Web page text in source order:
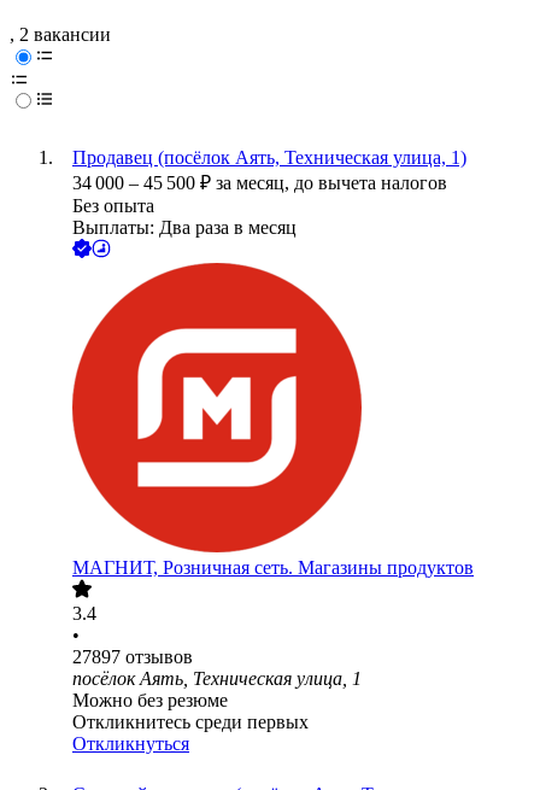
, 2 вакансии
Продавец (посёлок Аять, Техническая улица, 1)
34 000 – 45 500 ₽ за месяц, до вычета налогов
Без опыта
Выплаты: Два раза в месяц
МАГНИТ, Розничная сеть. Магазины продуктов
3.4
•
27897 отзывов
посёлок Аять, Техническая улица, 1
Можно без резюме
Откликнитесь среди первых
Откликнуться